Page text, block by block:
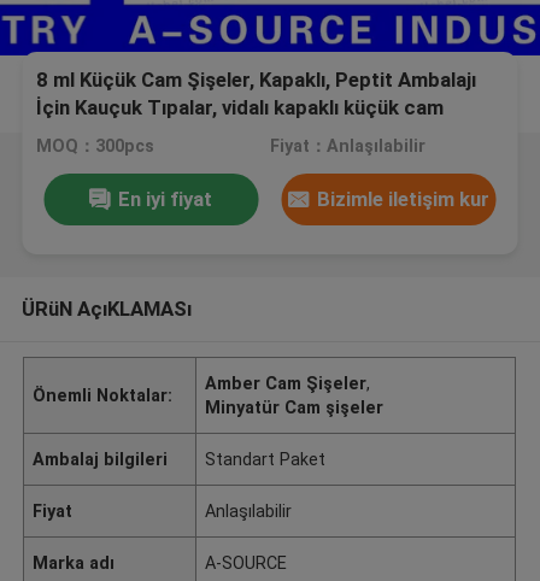
8 ml Küçük Cam Şişeler, Kapaklı, Peptit Ambalajı
İçin Kauçuk Tıpalar, vidalı kapaklı küçük cam
şişeler
MOQ：300pcs Fiyat：Anlaşılabilir
En iyi fiyat Bizimle iletişim kur
ÜRüN AçıKLAMASı
Önemli Noktalar:
Amber Cam Şişeler,
Minyatür Cam şişeler
Ambalaj bilgileri Standart Paket
Fiyat Anlaşılabilir
Marka adı A-SOURCE